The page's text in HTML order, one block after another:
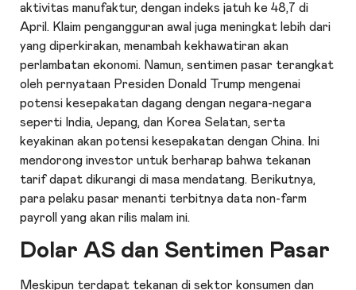
aktivitas manufaktur, dengan indeks jatuh ke 48,7 di
April. Klaim pengangguran awal juga meningkat lebih dari
yang diperkirakan, menambah kekhawatiran akan
perlambatan ekonomi. Namun, sentimen pasar terangkat
oleh pernyataan Presiden Donald Trump mengenai
potensi kesepakatan dagang dengan negara-negara
seperti India, Jepang, dan Korea Selatan, serta
keyakinan akan potensi kesepakatan dengan China. Ini
mendorong investor untuk berharap bahwa tekanan
tarif dapat dikurangi di masa mendatang. Berikutnya,
para pelaku pasar menanti terbitnya data non-farm
payroll yang akan rilis malam ini.
Dolar AS dan Sentimen Pasar
Meskipun terdapat tekanan di sektor konsumen dan